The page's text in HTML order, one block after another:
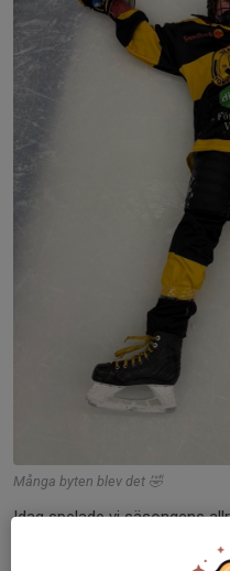
Många byten blev det 🤣
Idag spelade vi säsongens